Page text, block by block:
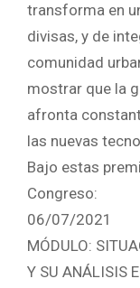
transforma en
divisas, y de
comunidad
mostrar que la
afronta
las nuevas
Bajo estas
Congreso:
06/07/2021
MÓDULO:
Y SU ANÁLISIS